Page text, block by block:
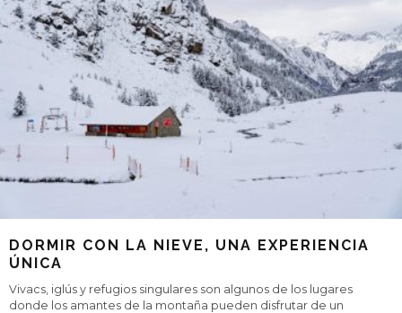
DORMIR CON LA NIEVE, UNA EXPERIENCIA
ÚNICA
Vivacs, iglús y refugios singulares son algunos de los lugares
donde los amantes de la montaña pueden disfrutar de un